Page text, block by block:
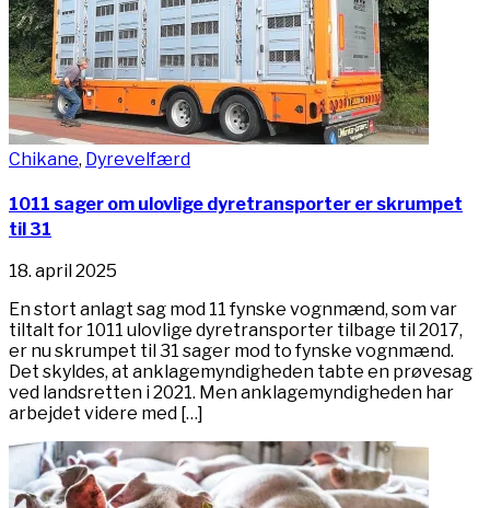
Chikane, Dyrevelfærd
1011 sager om ulovlige dyretransporter er skrumpet
til 31
18. april 2025
En stort anlagt sag mod 11 fynske vognmænd, som var
tiltalt for 1011 ulovlige dyretransporter tilbage til 2017,
er nu skrumpet til 31 sager mod to fynske vognmænd.
Det skyldes, at anklagemyndigheden tabte en prøvesag
ved landsretten i 2021. Men anklagemyndigheden har
arbejdet videre med […]